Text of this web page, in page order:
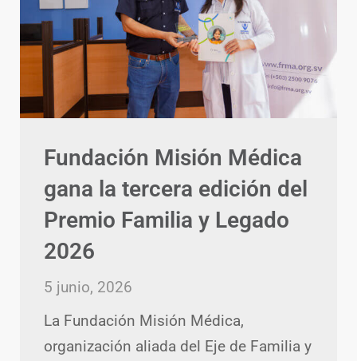
Fundación Misión Médica
gana la tercera edición del
Premio Familia y Legado
2026
5 junio, 2026
La Fundación Misión Médica,
organización aliada del Eje de Familia y